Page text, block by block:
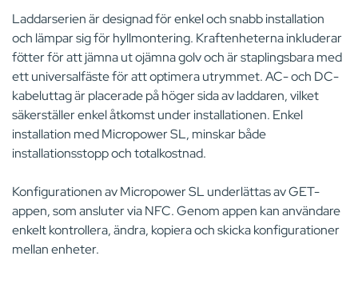
Laddarserien är designad för enkel och snabb installation
och lämpar sig för hyllmontering. Kraftenheterna inkluderar
fötter för att jämna ut ojämna golv och är staplingsbara med
ett universalfäste för att optimera utrymmet. AC- och DC-
kabeluttag är placerade på höger sida av laddaren, vilket
säkerställer enkel åtkomst under installationen. Enkel
installation med Micropower SL, minskar både
installationsstopp och totalkostnad.
Konfigurationen av Micropower SL underlättas av GET-
appen, som ansluter via NFC. Genom appen kan användare
enkelt kontrollera, ändra, kopiera och skicka konfigurationer
mellan enheter.